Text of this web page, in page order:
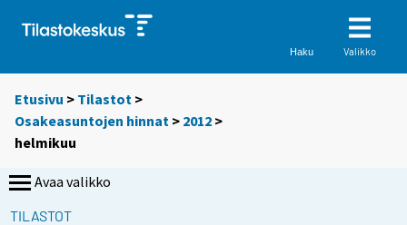
Haku Valikko
Etusivu > Tilastot >
Osakeasuntojen hinnat > 2012 >
helmikuu
Avaa valikko
TILASTOT